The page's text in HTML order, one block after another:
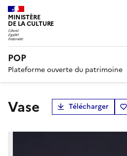
MINISTÈRE
DE LA CULTURE
POP
Plateforme ouverte du patrimoine
vase Télécharger